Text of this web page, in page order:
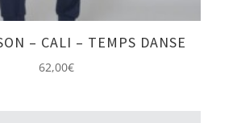
– CALI – TEMPS DANSE
62,00€